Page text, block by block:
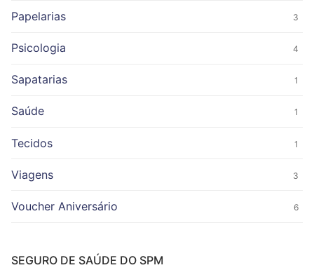
Papelarias 3
Psicologia 4
Sapatarias 1
Saúde 1
Tecidos 1
Viagens 3
Voucher Aniversário 6
SEGURO DE SAÚDE DO SPM